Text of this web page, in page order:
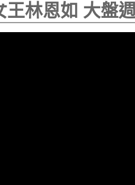
林恩如 大盤